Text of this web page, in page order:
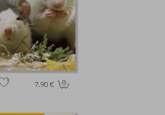
7.90 €